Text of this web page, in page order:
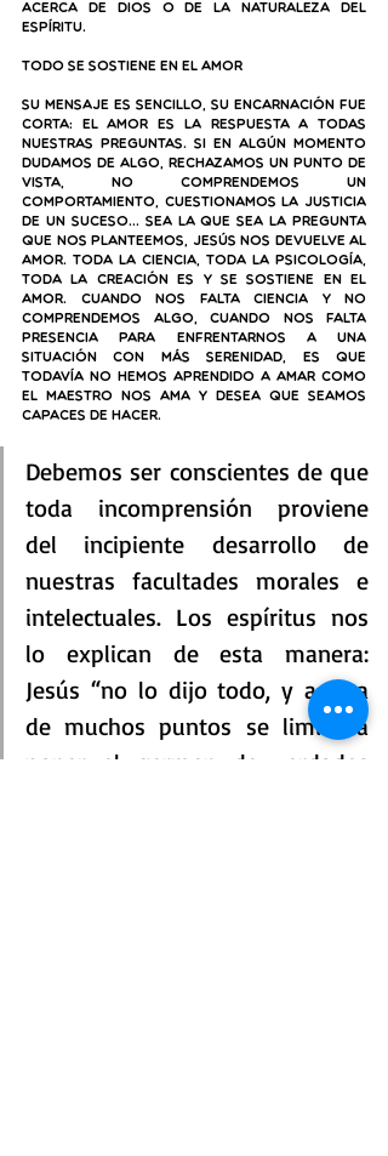
acerca de Dios o de la naturaleza del
espíritu.
TODO SE SOSTIENE EN EL AMOR
Su mensaje es sencillo, su encarnación fue
corta: el amor es la respuesta a todas
nuestras preguntas. Si en algún momento
dudamos de algo, rechazamos un punto de
vista, no comprendemos un
comportamiento, cuestionamos la justicia
de un suceso… Sea la que sea la pregunta
que nos planteemos, Jesús nos devuelve al
amor. Toda la ciencia, toda la psicología,
toda la creación es y se sostiene en el
amor. Cuando nos falta ciencia y no
comprendemos algo, cuando nos falta
presencia para enfrentarnos a una
situación con más serenidad, es que
todavía no hemos aprendido a amar como
el Maestro nos ama y desea que seamos
capaces de hacer.
Debemos ser conscientes de que
toda incomprensión proviene
del incipiente desarrollo de
nuestras facultades morales e
intelectuales. Los espíritus nos
lo explican de esta manera:
Jesús “no lo dijo todo, y acerca
de muchos puntos se limitó a
poner el germen de verdades